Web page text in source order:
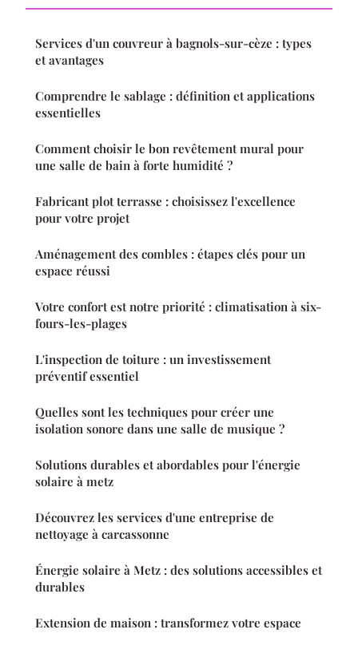
Services d'un couvreur à bagnols-sur-cèze : types
et avantages
Comprendre le sablage : définition et applications
essentielles
Comment choisir le bon revêtement mural pour
une salle de bain à forte humidité ?
Fabricant plot terrasse : choisissez l'excellence
pour votre projet
Aménagement des combles : étapes clés pour un
espace réussi
Votre confort est notre priorité : climatisation à six-
fours-les-plages
L'inspection de toiture : un investissement
préventif essentiel
Quelles sont les techniques pour créer une
isolation sonore dans une salle de musique ?
Solutions durables et abordables pour l'énergie
solaire à metz
Découvrez les services d'une entreprise de
nettoyage à carcassonne
Énergie solaire à Metz : des solutions accessibles et
durables
Extension de maison : transformez votre espace